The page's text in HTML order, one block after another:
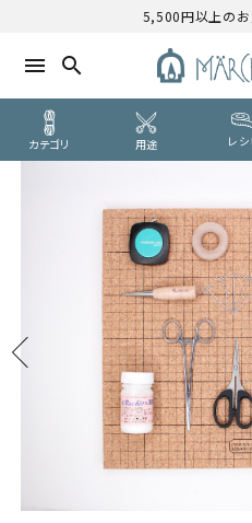
5,500円以上の
menu search
カテゴリ 用途 レ
ようこそ ゲスト 様
新規
CATEGORY
カテゴリーから探す
用途から探す